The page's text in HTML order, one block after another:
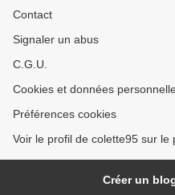
Contact
Signaler un abus
C.G.U.
Cookies et données
Préférences cookies
Voir le profil de colette95 sur le
Créer un